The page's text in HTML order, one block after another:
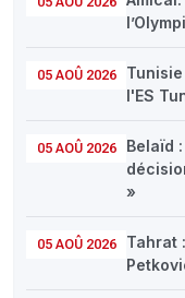
05 AOÛ 2026
l'ES
05 AOÛ 2026
Belaïd
»
05 AOÛ 2026
Tahrat